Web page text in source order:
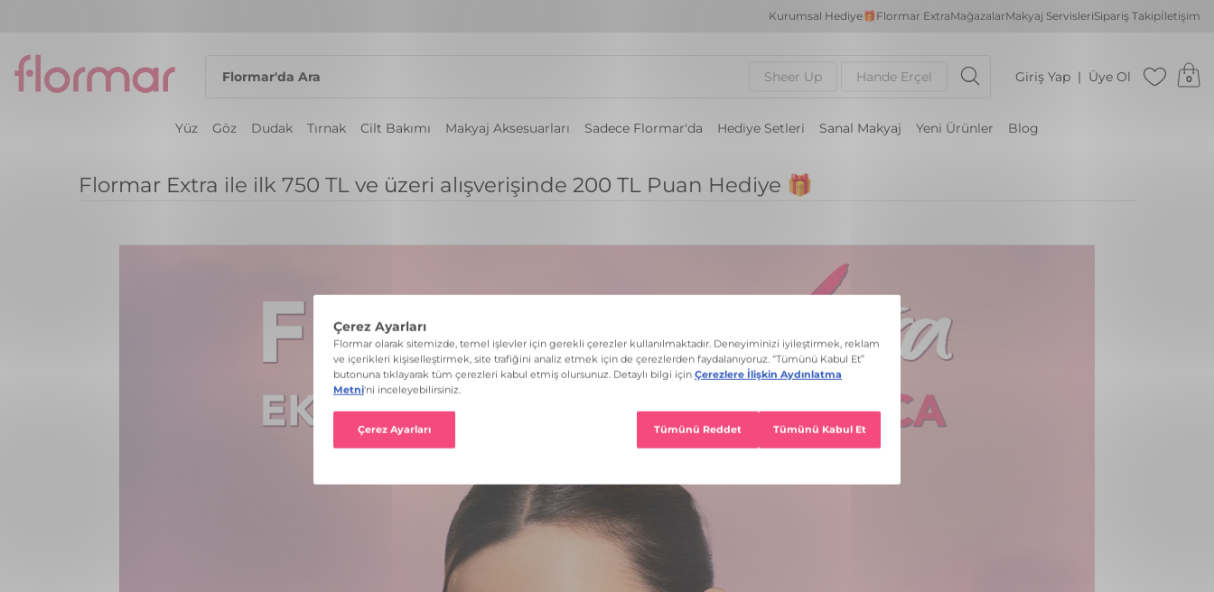
Kurumsal Hediye🎁Flormar ExtraMağazalarMakyaj ServisleriSipariş Takipİletişim
Sheer Up Hande Erçel Giriş Yap Üye Ol 0
Yüz Göz Dudak Tırnak Cilt Bakımı Makyaj Aksesuarları Sadece Flormar'da Hediye Setleri Sanal Makyaj Yeni Ürünler Blog
Flormar Extra ile ilk 750 TL ve üzeri alışverişinde 200 TL Puan Hediye 🎁